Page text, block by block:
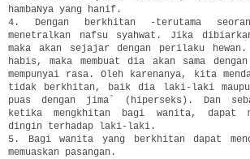
hambaNya yang hanif.
4. Dengan berkhitan -terutama
menetralkan nafsu syahwat. Jika
maka akan sejajar dengan perilaku
habis, maka membuat dia akan sama
mempunyai rasa. Oleh karenanya, kita
tidak berkhitan, baik dia laki-laki
puas dengan jima` (hiperseks). Dan
ketika mengkhitan bagi wanita, dapat
dingin terhadap laki-laki.
5. Bagi wanita yang berkhitan dapat
memuaskan pasangan.